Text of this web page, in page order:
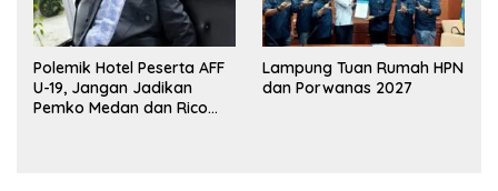
Polemik Hotel Peserta AFF
U-19, Jangan Jadikan
Pemko Medan dan Rico
Lampung Tuan Rumah HPN
dan Porwanas 2027